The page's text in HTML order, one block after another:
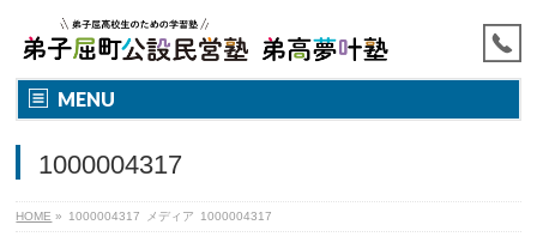
MENU
1000004317
HOME » 1000004317 メディア 1000004317